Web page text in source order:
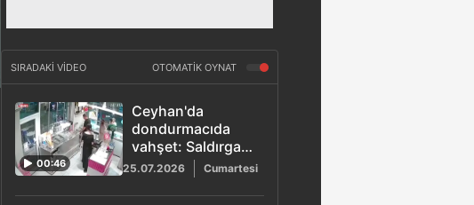
SIRADAKİ VİDEO OTOMATİK OYNAT
00:46
Ceyhan'da
dondurmacıda
vahşet: Saldırgan
telefondakine el
sallayıp ateş etti
25.07.2026 Cumartesi